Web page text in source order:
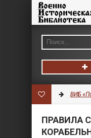
ВИБ
ПРАВИЛА